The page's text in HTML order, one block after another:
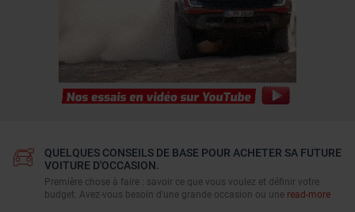
QUELQUES CONSEILS DE BASE POUR ACHETER SA FUTURE
VOITURE D'OCCASION.
Première chose à faire : savoir ce que vous voulez et définir votre
budget. Avez-vous besoin d'une grande occasion ou une read-more